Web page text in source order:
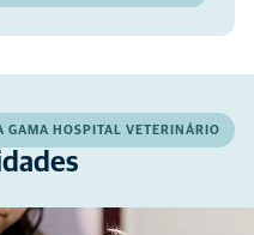
GAMA HOSPITAL VETERINÁRIO